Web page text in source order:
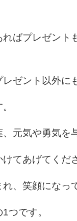
ばプレゼント
ゼント以外に
元気や勇気を
てあげてくだ
、笑顔になっ
つです。